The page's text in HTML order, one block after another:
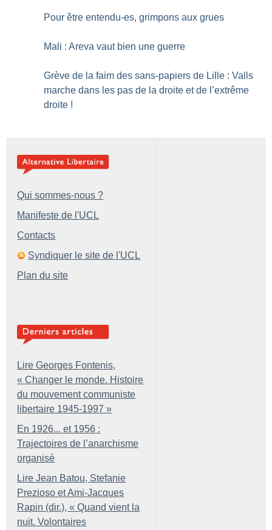
Pour être entendu-es, grimpons aux grues
Mali : Areva vaut bien une guerre
Grève de la faim des sans-papiers de Lille : Valls
marche dans les pas de la droite et de l’extrême
droite !
Qui sommes-nous ?
Manifeste de l'UCL
Contacts
Syndiquer le site de l'UCL
Plan du site
Lire Georges Fontenis,
« Changer le monde. Histoire
du mouvement communiste
libertaire 1945-1997 »
En 1926... et 1956 :
Trajectoires de l’anarchisme
organisé
Lire Jean Batou, Stefanie
Prezioso et Ami-Jacques
Rapin (dir.), « Quand vient la
nuit. Volontaires